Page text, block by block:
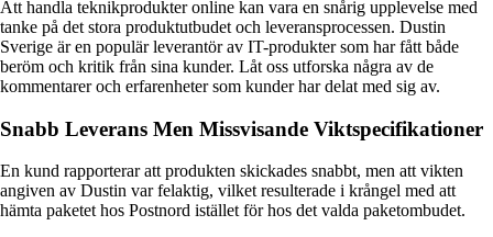
Att handla teknikprodukter online kan vara en snårig upplevelse med
tanke på det stora produktutbudet och leveransprocessen. Dustin
Sverige är en populär leverantör av IT-produkter som har fått både
beröm och kritik från sina kunder. Låt oss utforska några av de
kommentarer och erfarenheter som kunder har delat med sig av.
Snabb Leverans Men Missvisande Viktspecifikationer
En kund rapporterar att produkten skickades snabbt, men att vikten
angiven av Dustin var felaktig, vilket resulterade i krångel med att
hämta paketet hos Postnord istället för hos det valda paketombudet.